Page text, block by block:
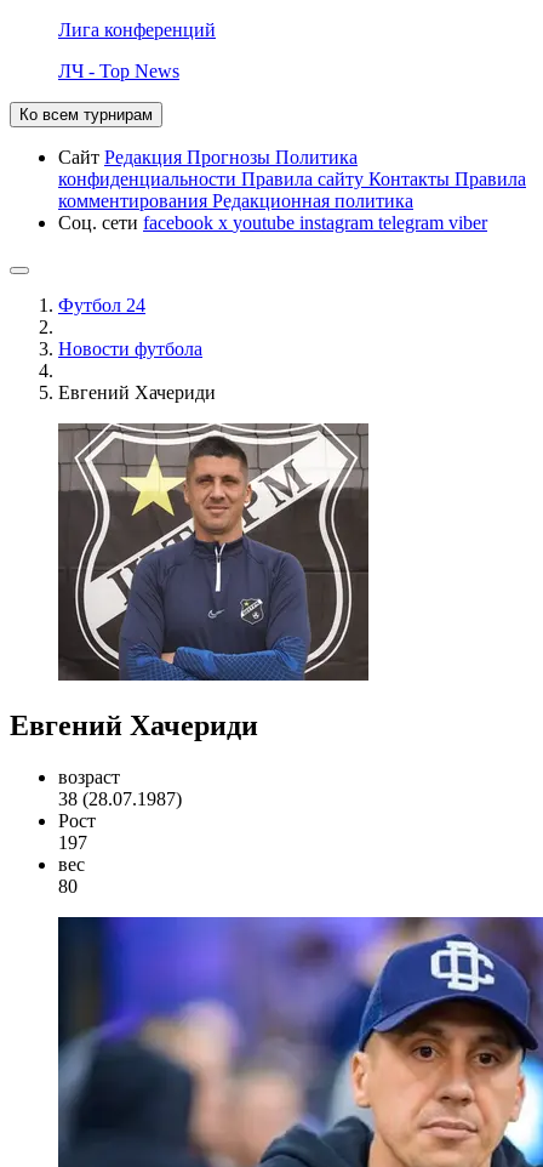
Лига конференций
ЛЧ - Top News
Ко всем турнирам
Сайт Редакция Прогнозы Политика
конфиденциальности Правила сайту Контакты Правила
комментирования Редакционная политика
Соц. сети facebook x youtube instagram telegram viber
Футбол 24
Новости футбола
Евгений Хачериди
Евгений Хачериди
возраст
38 (28.07.1987)
Рост
197
вес
80